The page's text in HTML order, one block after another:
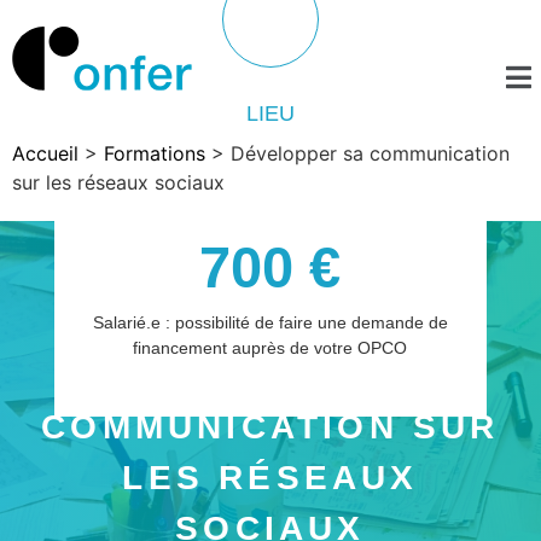
Accueil > Formations > Développer sa communication
sur les réseaux sociaux
COMMUNICATION SUR
LES RÉSEAUX
SOCIAUX
LIEU
700 €
Salarié.e : possibilité de faire une demande de
financement auprès de votre OPCO
DESCRIPTION
Les réseaux sociaux tiennent une place non négligeable